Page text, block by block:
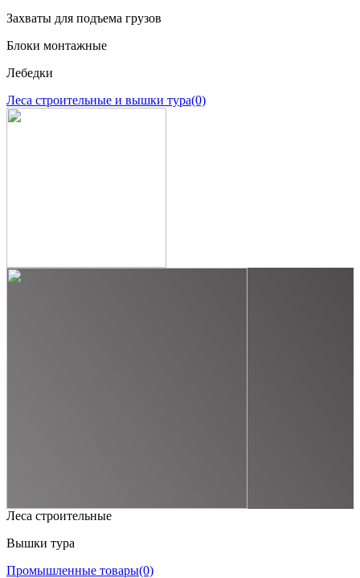
Захваты для подъема грузов
Блоки монтажные
Лебедки
Леса строительные и вышки тура(0)
Леса строительные
Вышки тура
Промышленные товары(0)